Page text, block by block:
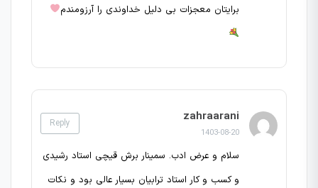
برایتان معجزات بی دلیل خداوندی را آرزومندم
zahraarani
1403-08-20
Reply
سلام و عرض ادب. سمینار برش قیچی استاد رشیدی
و کسب و کار استاد ترابیان بسیار عالی بود و نکات